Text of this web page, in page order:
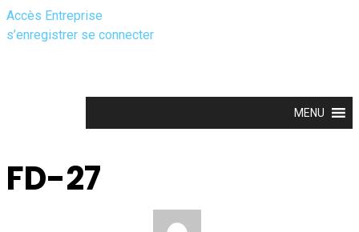
Accès Entreprise
s’enregistrer se connecter
MENU
FD-27